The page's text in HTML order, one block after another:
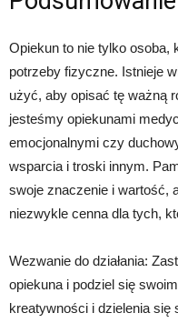
Opiekun to nie tylko osoba,
potrzeby fizyczne. Istnieje
użyć, aby opisać tę ważną
jesteśmy opiekunami
emocjonalnymi czy
wsparcia i troski innym.
swoje znaczenie i wartość,
niezwykle cenna dla tych,
Wezwanie do działania:
opiekuna i podziel się
kreatywności i dzielenia się